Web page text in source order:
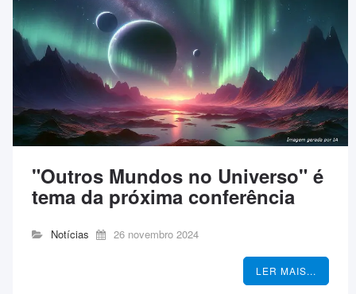
"Outros Mundos no Universo" é
tema da próxima conferência
Notícias 26 novembro 2024
LER MAIS...